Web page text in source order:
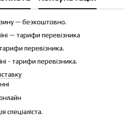
— безкоштовно.
— тарифи перевізника
перевізника.
- тарифи перевізника.
спеціаліста.